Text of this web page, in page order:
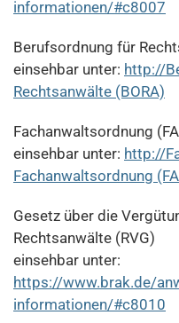
informationen/#c8007
Berufsordnung für
einsehbar unter: http://
Rechtsanwälte (BORA)
Fachanwaltsordnung
einsehbar unter: http://
Fachanwaltsordnung
Gesetz über die
Rechtsanwälte (RVG)
einsehbar unter:
https://www.brak.de/
informationen/#c8010